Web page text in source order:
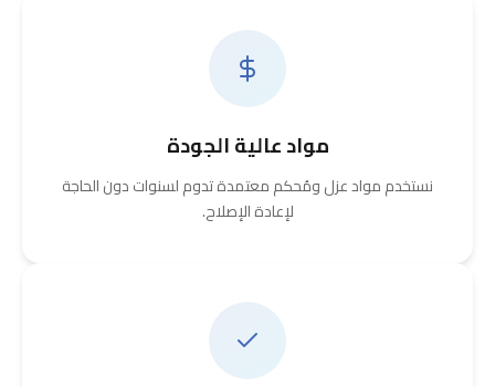
مواد عالية الجودة
نستخدم مواد عزل ومُحكم معتمدة تدوم لسنوات دون الحاجة
لإعادة الإصلاح.